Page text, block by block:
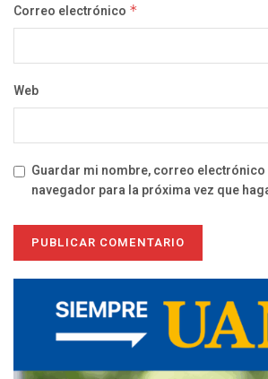
Correo electrónico *
Web
Guardar mi nombre, correo electrónico
navegador para la próxima vez que